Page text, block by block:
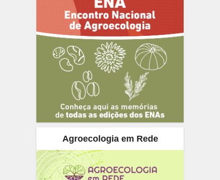
Agroecologia em Rede